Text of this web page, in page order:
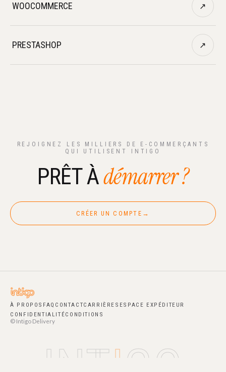
WOOCOMMERCE ↗
PRESTASHOP ↗
REJOIGNEZ LES MILLIERS DE E-COMMERÇANTS
QUI UTILISENT INTIGO
PRÊT Àdémarrer ?
CRÉER UN COMPTE →
À PROPOS FAQ CONTACTCARRIÈRES ESPACE EXPÉDITEUR
CONFIDENTIALITÉCONDITIONS
© Intigo Delivery